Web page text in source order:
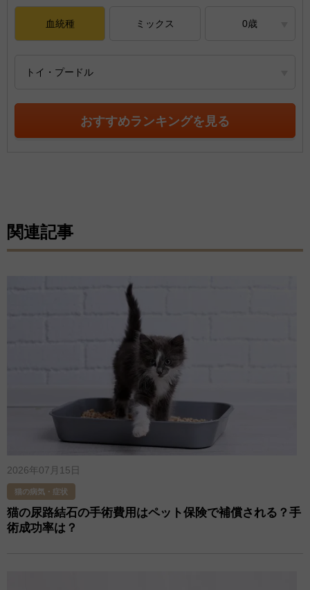
血統種 ミックス 0歳
トイ・プードル
おすすめランキングを見る
関連記事
2026年07月15日
猫の病気・症状
猫の尿路結石の手術費用はペット保険で補償される？手
術成功率は？